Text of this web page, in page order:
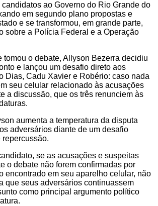
ao Governo do Rio Grande do
em segundo plano propostas e
e se transformou, em grande parte,
sobre a Polícia Federal e a Operação
tomou o debate, Allyson Bezerra decidiu
e lançou um desafio direto aos
Dias, Cadu Xavier e Robério: caso nada
seu celular relacionado às acusações
a discussão, que os três renunciem às
aumenta a temperatura da disputa
adversários diante de um desafio
se as acusações e suspeitas
o debate não forem confirmadas por
encontrado em seu aparelho celular, não
que seus adversários continuassem
como principal argumento político